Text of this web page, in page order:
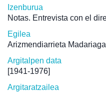
Izenburua
Notas. Entrevista con el
Egilea
Arizmendiarrieta
Argitalpen data
[1941-1976]
Argitaratzailea